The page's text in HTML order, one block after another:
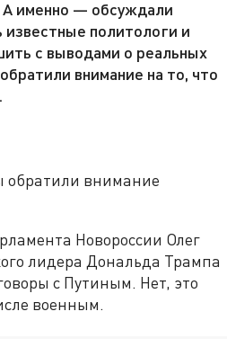
А именно — обсуждали
политологи и
с выводами о реальных
внимание на то, что
обратили внимание
Новороссии Олег
лидера Дональда Трампа
с Путиным. Нет, это
военным.